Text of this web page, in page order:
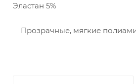
Эластан 5%
Прозрачные, мягкие